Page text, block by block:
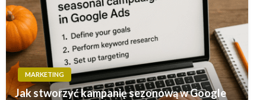
MARKETING
Jak stworzyć kampanię sezonową w Google